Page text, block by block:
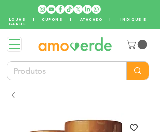
LOJAS | CUPONS |ATACADO | INDIQUE E
GANHE